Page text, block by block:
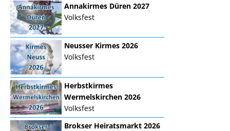
Annakirmes Düren 2027
Volksfest
Neusser Kirmes 2026
Volksfest
Herbstkirmes
Wermelskirchen 2026
Volksfest
Brokser Heiratsmarkt 2026